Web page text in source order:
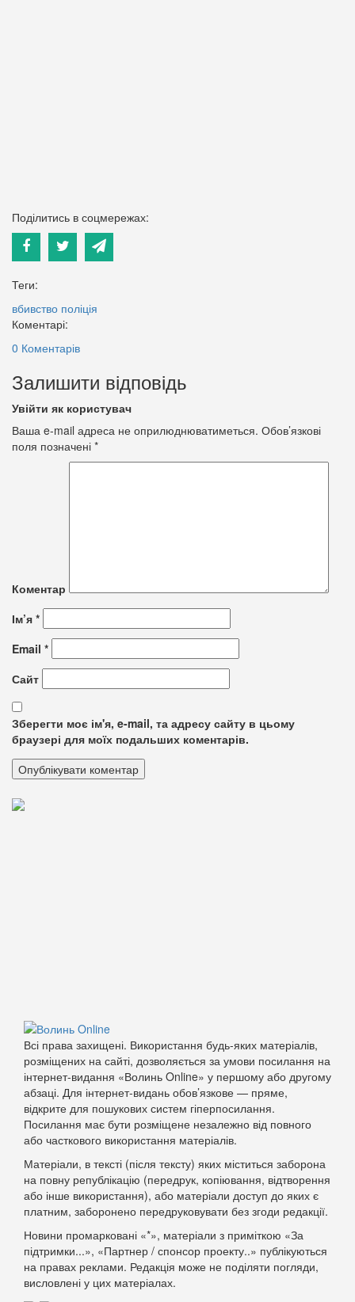
Поділитись в соцмережах:
Теги:
вбивство поліція
Коментарі:
0 Коментарів
Залишити відповідь
Увійти як користувач
Ваша e-mail адреса не оприлюднюватиметься. Обов’язкові
поля позначені *
Коментар
Ім’я *
Email *
Сайт
Зберегти моє ім'я, e-mail, та адресу сайту в цьому
браузері для моїх подальших коментарів.
Всі права захищені. Використання будь-яких матеріалів,
розміщених на сайті, дозволяється за умови посилання на
інтернет-видання «Волинь Online» у першому або другому
абзаці. Для інтернет-видань обов’язкове — пряме,
відкрите для пошукових систем гіперпосилання.
Посилання має бути розміщене незалежно від повного
або часткового використання матеріалів.
Матеріали, в тексті (після тексту) яких міститься заборона
на повну републікацію (передрук, копіювання, відтворення
або інше використання), або матеріали доступ до яких є
платним, заборонено передруковувати без згоди редакції.
Новини промарковані «*», матеріали з приміткою «За
підтримки...», «Партнер / спонсор проекту..» публікуються
на правах реклами. Редакція може не поділяти погляди,
висловлені у цих матеріалах.